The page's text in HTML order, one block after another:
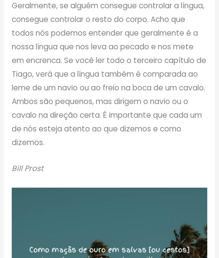
Geralmente, se alguém consegue controlar a língua,
consegue controlar o resto do corpo. Acho que
todos nós podemos entender que geralmente é a
nossa língua que nos leva ao pecado e nos mete
em encrenca. Se você ler todo o terceiro capítulo de
Tiago, verá que a língua também é comparada ao
leme de um navio ou ao freio na boca de um cavalo.
Ambos são pequenos, mas dirigem o navio ou o
cavalo na direção certa. É importante que cada um
de nós esteja atento ao que dizemos e como
dizemos.
Bill Prost